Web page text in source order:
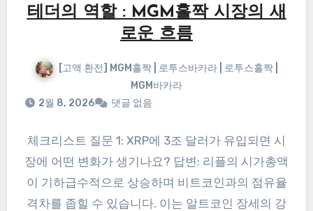
테더의 역할 : MGM홀짝 시장의 새
로운 흐름
[고액 환전] MGM홀짝 | 로투스바카라 | 로투스홀짝 |
MGM바카라
2월 8, 2026
댓글 없음
체크리스트 질문 1: XRP에 3조 달러가 유입되면 시
장에 어떤 변화가 생기나요? 답변: 리플의 시가총액
이 기하급수적으로 상승하며 비트코인과의 점유율
격차를 좁힐 수 있습니다. 이는 알트코인 장세의 강